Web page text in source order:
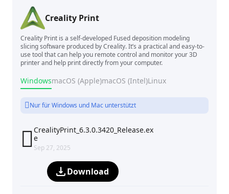
Creality Print
Creality Print is a self-developed Fused deposition modeling
slicing software produced by Creality. It’s a practical and easy-to-
use tool that can help you remote control and monitor your 3D
printer and help print directly from your computer.
WindowsmacOS (Apple)macOS (Intel)Linux
Nur für Windows und Mac unterstützt
 CrealityPrint_6.3.0.3420_Release.ex
e
Sep 27, 2025
Download